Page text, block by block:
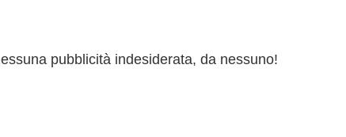
pubblicità indesiderata, da nessuno!